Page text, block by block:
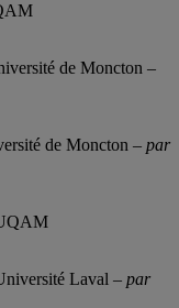
de Moncton –
de Moncton – par
Laval – par